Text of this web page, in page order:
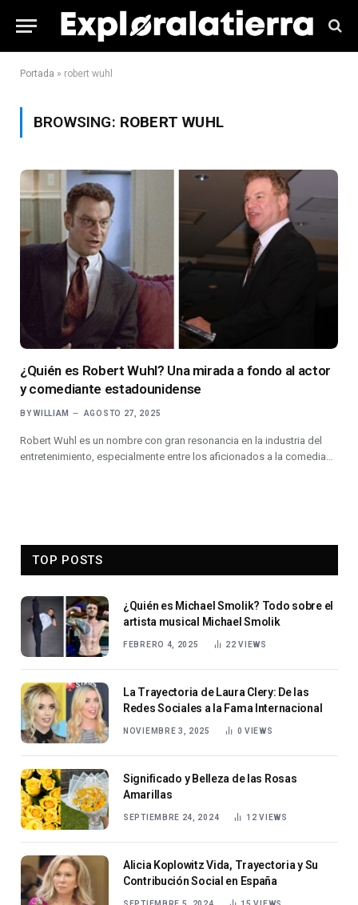
Portada » robert wuhl
BROWSING: ROBERT WUHL
¿Quién es Robert Wuhl? Una mirada a fondo al actor
y comediante estadounidense
BY WILLIAM AGOSTO 27, 2025
Robert Wuhl es un nombre con gran resonancia en la industria del
entretenimiento, especialmente entre los aficionados a la comedia…
TOP POSTS
¿Quién es Michael Smolik? Todo sobre el
artista musical Michael Smolik
FEBRERO 4, 2025 22VIEWS
La Trayectoria de Laura Clery: De las
Redes Sociales a la Fama Internacional
NOVIEMBRE 3, 2025 0VIEWS
Significado y Belleza de las Rosas
Amarillas
SEPTIEMBRE 24, 2024 12VIEWS
Alicia Koplowitz Vida, Trayectoria y Su
Contribución Social en España